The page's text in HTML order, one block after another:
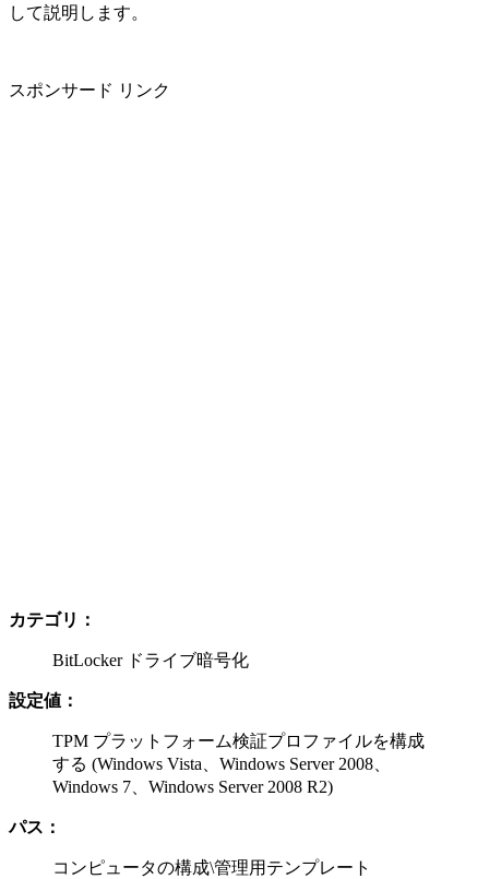
して説明します。
スポンサード リンク
カテゴリ：
BitLocker ドライブ暗号化
設定値：
TPM プラットフォーム検証プロファイルを構成
する (Windows Vista、Windows Server 2008、
Windows 7、Windows Server 2008 R2)
パス：
コンピュータの構成\管理用テンプレート